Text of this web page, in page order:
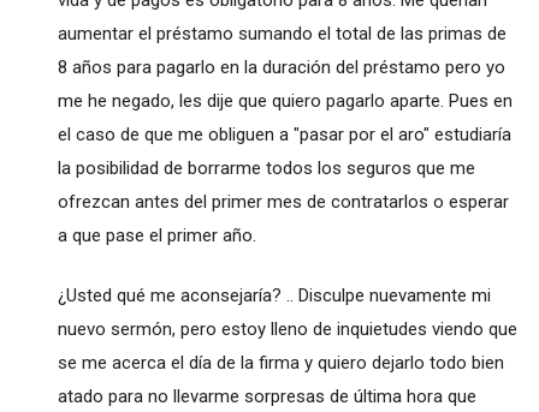
aumentar el préstamo sumando el total de las primas de
8 años para pagarlo en la duración del préstamo pero yo
me he negado, les dije que quiero pagarlo aparte. Pues en
el caso de que me obliguen a "pasar por el aro" estudiaría
la posibilidad de borrarme todos los seguros que me
ofrezcan antes del primer mes de contratarlos o esperar
a que pase el primer año.
¿Usted qué me aconsejaría? .. Disculpe nuevamente mi
nuevo sermón, pero estoy lleno de inquietudes viendo que
se me acerca el día de la firma y quiero dejarlo todo bien
atado para no llevarme sorpresas de última hora que